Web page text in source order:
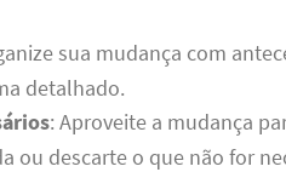
sua mudança com
detalhado.
: Aproveite a mudança
ou descarte o que não for